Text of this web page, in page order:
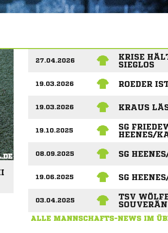
27.04.2026
KRISE
SIEGLOS
19.03.2026 ROEDER
19.03.2026 KRAUS
19.10.2025
SG
HEENES/
08.09.2025 SG
19.06.2025 SG
03.04.2025
TSV
ALLE MANNSCHAFTS-NEWS IM